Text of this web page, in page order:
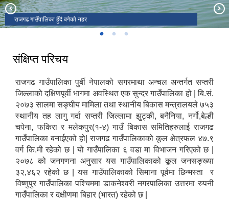
राजगढ गाउँपालिका हुँदै बगेको नहर
राजगढ गाउँपालिकाको प्रशासनीक भवन
रामजानकी मन्दिर तथा शनी मन्दिर
संक्षिप्त परिचय
राजगढ गाउँपालिका पुर्बी नेपालको सगरमाथा अन्चल अन्तर्गत सप्तरी
जिल्लाको दक्षिणपूर्वी भागमा अवस्थित एक सुन्दर गाउँपालिका हो | बि.सं.
२०७३ सालमा सङ्घीय मामिला तथा स्थानीय बिकास मन्त्रालयले ७५३
स्थानीय तह लागु गर्दा सप्तरी जिल्लामा झुट्की, बनैनिया, नर्गो,बेल्ही
चपेना, फकिरा र मलेकपुर(१-४) गाउँ बिकास समितिहरुलाई राजगढ
गाउँपालिका बनाईएको हो| राजगढ गाउँपालिकाको कूल क्षेत्रफल ४७.९
वर्ग कि.मी रहेको छ | यो गाउँपालिका ६ वडा मा विभाजन गरिएको छ |
२०७८ को जनगणना अनुसार यस गाउँपालिकाको कूल जनसङ्ख्या
३२,४६२ रहेको छ | यस गाउँपालिकाको सिमाना पूर्वमा छिन्मस्ता र
विष्णुपुर गाउँपालिका पश्चिममा डाकनेश्वरी नगरपालिका उत्तरमा रुपनी
गाउँपालिका र दक्षीणमा बिहार (भारत) रहेको छ |